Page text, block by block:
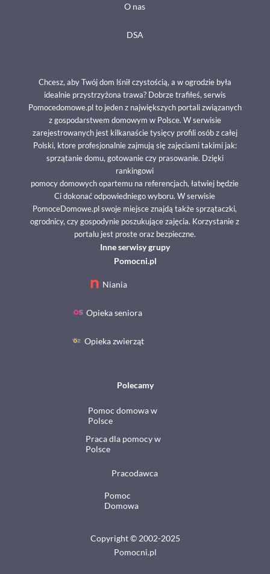
O nas
DSA
Chcesz, aby Twój dom lśnił czystością, a w ogrodzie była
idealnie przystrzyżona trawa? Dobrze trafiłeś, serwis
Pomocedomowe.pl to jeden z największych portali związanych
z gospodarstwem domowym w Polsce. W serwisie
zarejestrowanych jest kilkanaście tysięcy profili osób z całej
Polski, ktore profesjonalnie zajmują się zajęciami takimi jak:
sprzątanie domu, gotowanie czy prasowanie. Dzięki
rankingowi
pomocy domowych opartemu na referencjach, łatwiej będzie
Ci dokonać odpowiedniego wyboru. W serwisie
PomoceDomowe.pl swoje miejsce znajdą także sprzątaczki,
ogrodnicy, czy gospodynie poszukujące zajęcia. Korzystanie z
portalu jest proste oraz bezpieczne.
Niania
Opieka seniora
Opieka zwierząt
Inne serwisy grupy
Pomocni.pl
Pomoc domowa w
Polsce
Praca dla pomocy w
Polsce
Pracodawca
Pomoc
Domowa
Polecamy
Copyright © 2002-2025
Pomocni.pl